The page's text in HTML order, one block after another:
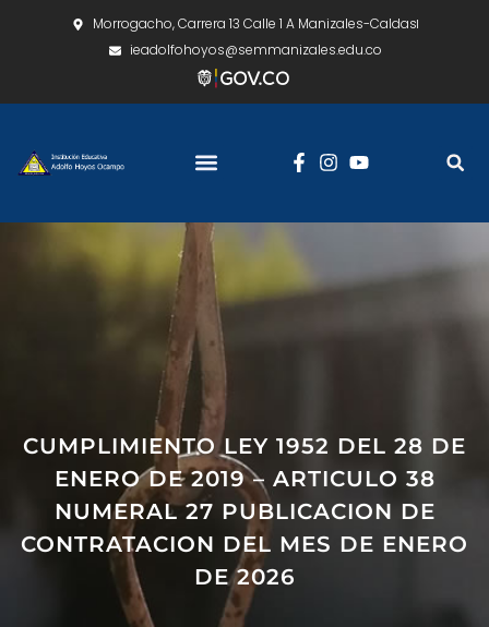
Morrogacho, Carrera 13 Calle 1 A Manizales-Caldas
ieadolfohoyos@semmanizales.edu.co
CUMPLIMIENTO LEY 1952 DEL 28 DE
ENERO DE 2019 – ARTICULO 38
NUMERAL 27 PUBLICACION DE
CONTRATACION DEL MES DE ENERO
DE 2026